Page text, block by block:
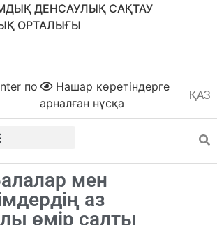
ДЕНСАУЛЫҚ САҚТАУ
ОРТАЛЫҒЫ
ҚАЗ
РУС
Нашар көретіндерге
арналған нұсқа
по
мен
аз
өмір салты